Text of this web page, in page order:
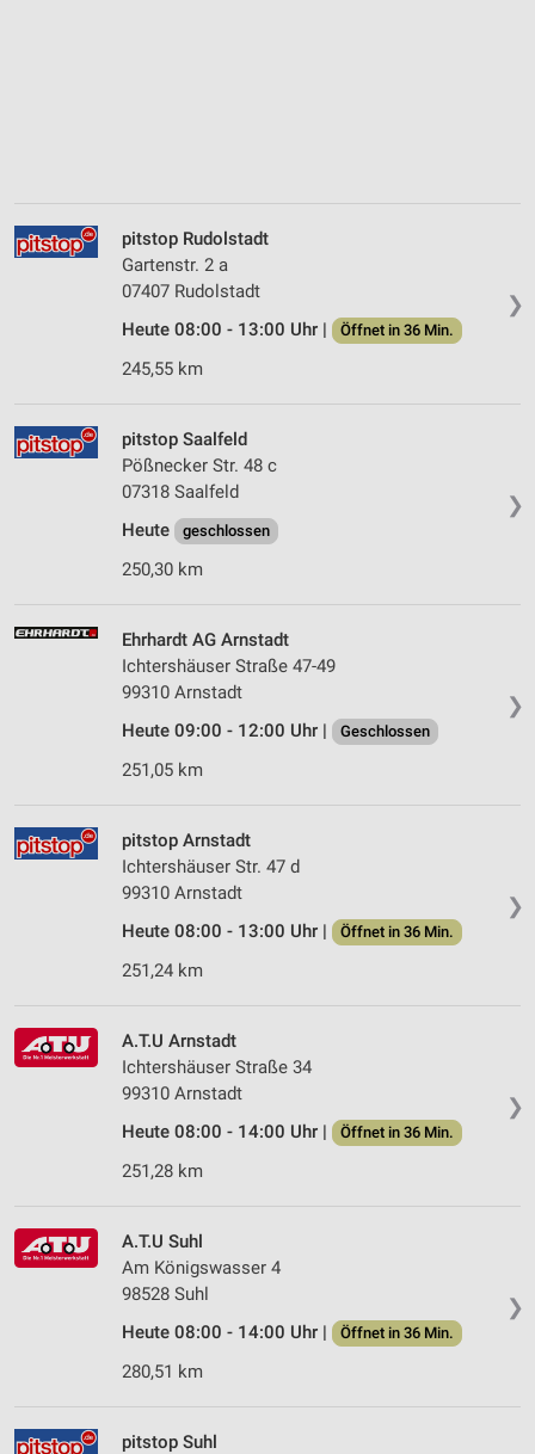
❯
pitstop Rudolstadt
Gartenstr. 2 a
07407 Rudolstadt
Heute 08:00 - 13:00 Uhr |
Öffnet in 36 Min.
245,55 km
❯
pitstop Saalfeld
Pößnecker Str. 48 c
07318 Saalfeld
Heute
geschlossen
250,30 km
❯
Ehrhardt AG Arnstadt
Ichtershäuser Straße 47-49
99310 Arnstadt
Heute 09:00 - 12:00 Uhr |
Geschlossen
251,05 km
❯
pitstop Arnstadt
Ichtershäuser Str. 47 d
99310 Arnstadt
Heute 08:00 - 13:00 Uhr |
Öffnet in 36 Min.
251,24 km
❯
A.T.U Arnstadt
Ichtershäuser Straße 34
99310 Arnstadt
Heute 08:00 - 14:00 Uhr |
Öffnet in 36 Min.
251,28 km
❯
A.T.U Suhl
Am Königswasser 4
98528 Suhl
Heute 08:00 - 14:00 Uhr |
Öffnet in 36 Min.
280,51 km
pitstop Suhl